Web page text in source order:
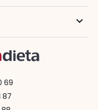
69
87